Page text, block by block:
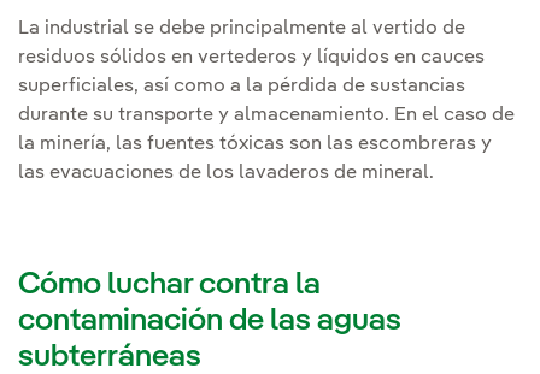
La industrial se debe principalmente al vertido de
residuos sólidos en vertederos y líquidos en cauces
superficiales, así como a la pérdida de sustancias
durante su transporte y almacenamiento. En el caso de
la minería, las fuentes tóxicas son las escombreras y
las evacuaciones de los lavaderos de mineral.
Cómo luchar contra la
contaminación de las aguas
subterráneas